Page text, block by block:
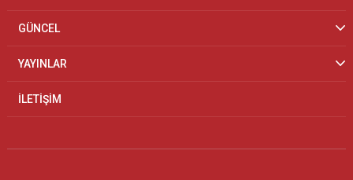
GÜNCEL
YAYINLAR
İLETİŞİM